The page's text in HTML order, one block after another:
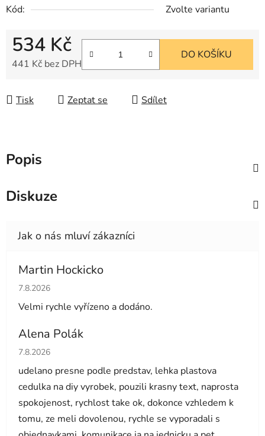
Kód:
Zvolte variantu
534 Kč
441 Kč bez DPH
DO KOŠÍKU
Tisk Zeptat se Sdílet
Popis
Diskuze
Martin Hockicko
Hodnocení obchodu je 5 z 5 hvězdiček.
7.8.2026
Velmi rychle vyřízeno a dodáno.
Alena Polák
Hodnocení obchodu je 5 z 5 hvězdiček.
7.8.2026
udelano presne podle predstav, lehka plastova
cedulka na diy vyrobek, pouzili krasny text, naprosta
spokojenost, rychlost take ok, dokonce vzhledem k
tomu, ze meli dovolenou, rychle se vyporadali s